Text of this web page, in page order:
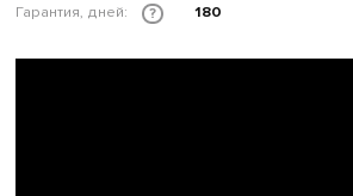
Гарантия, дней: ? 180